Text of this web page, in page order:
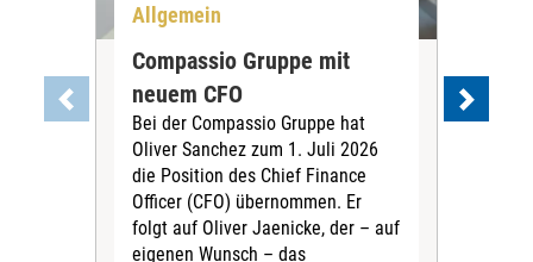
Allgemein
Compassio Gruppe mit
neuem CFO
Bei der Compassio Gruppe hat
Oliver Sanchez zum 1. Juli 2026
die Position des Chief Finance
Officer (CFO) übernommen. Er
folgt auf Oliver Jaenicke, der – auf
eigenen Wunsch – das